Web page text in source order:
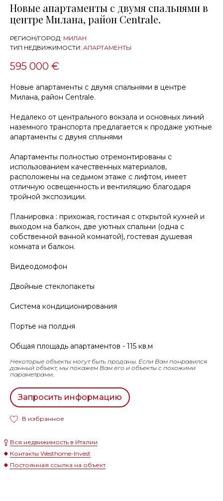
Новые апартаменты с двумя спальнями в
центре Милана, район Centrale.
РЕГИОН/ГОРОД: МИЛАН
ТИП НЕДВИЖИМОСТИ: АПАРТАМЕНТЫ
595 000 €
Новые апартаменты с двумя спальнями в центре
Милана, район Centrale.
Недалеко от центрального вокзала и основных линий
наземного транспорта предлагается к продаже уютные
апартаменты с двумя спльнями
Апартаменты полностью отремонтированы с
использованием качественных материалов,
расположены на седьмом этаже с лифтом, имеет
отличную освещенность и вентиляцию благодаря
тройной экспозиции.
Планировка : прихожая, гостиная с открытой кухней и
выходом на балкон, две уютных спальни (одна с
собственной ванной комнатой), гостевая душевая
комната и балкон.
Видеодомофон
Двойные стеклопакеты
Система кондиционирования
Портье на полдня
Общая площадь апартаментов - 115 кв.м
Некоторые объекты могут быть проданы. Если Вам понравился
данный объект, мы покажем Вам его и объекты с похожими
параметрами.
Запросить информацию
В избранное
Вся недвижимость в Италии
Контакты Westhome-Invest
Постоянная ссылка на объект